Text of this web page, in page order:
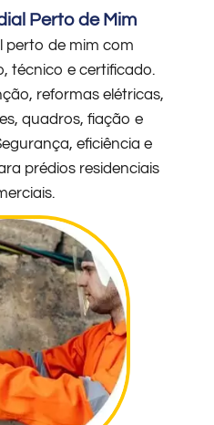
Perto de Mim
perto de mim com
técnico e certificado.
reformas elétricas,
quadros, fiação e
eficiência e
prédios residenciais